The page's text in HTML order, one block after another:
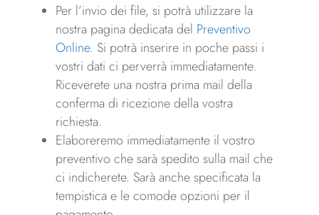
Per l’invio dei file, si potrà utilizzare la
nostra pagina dedicata del Preventivo
Online. Si potrà inserire in poche passi i
vostri dati ci perverrà immediatamente.
Riceverete una nostra prima mail della
conferma di ricezione della vostra
richiesta.
Elaboreremo immediatamente il vostro
preventivo che sarà spedito sulla mail che
ci indicherete. Sarà anche specificata la
tempistica e le comode opzioni per il